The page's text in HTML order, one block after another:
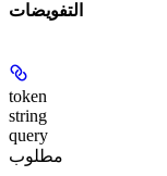
التفويضات
token
string
query
مطلوب